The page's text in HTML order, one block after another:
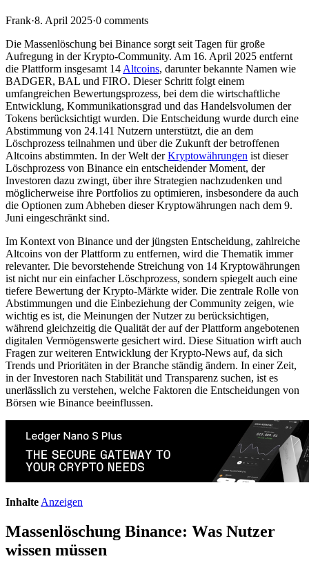
Frank·8. April 2025·0 comments
Die Massenlöschung bei Binance sorgt seit Tagen für große
Aufregung in der Krypto-Community. Am 16. April 2025 entfernt
die Plattform insgesamt 14 Altcoins, darunter bekannte Namen wie
BADGER, BAL und FIRO. Dieser Schritt folgt einem
umfangreichen Bewertungsprozess, bei dem die wirtschaftliche
Entwicklung, Kommunikationsgrad und das Handelsvolumen der
Tokens berücksichtigt wurden. Die Entscheidung wurde durch eine
Abstimmung von 24.141 Nutzern unterstützt, die an dem
Löschprozess teilnahmen und über die Zukunft der betroffenen
Altcoins abstimmten. In der Welt derKryptowährungen ist dieser
Löschprozess von Binance ein entscheidender Moment, der
Investoren dazu zwingt, über ihre Strategien nachzudenken und
möglicherweise ihre Portfolios zu optimieren, insbesondere da auch
die Optionen zum Abheben dieser Kryptowährungen nach dem 9.
Juni eingeschränkt sind.
Im Kontext von Binance und der jüngsten Entscheidung, zahlreiche
Altcoins von der Plattform zu entfernen, wird die Thematik immer
relevanter. Die bevorstehende Streichung von 14 Kryptowährungen
ist nicht nur ein einfacher Löschprozess, sondern spiegelt auch eine
tiefere Bewertung der Krypto-Märkte wider. Die zentrale Rolle von
Abstimmungen und die Einbeziehung der Community zeigen, wie
wichtig es ist, die Meinungen der Nutzer zu berücksichtigen,
während gleichzeitig die Qualität der auf der Plattform angebotenen
digitalen Vermögenswerte gesichert wird. Diese Situation wirft auch
Fragen zur weiteren Entwicklung der Krypto-News auf, da sich
Trends und Prioritäten in der Branche ständig ändern. In einer Zeit,
in der Investoren nach Stabilität und Transparenz suchen, ist es
unerlässlich zu verstehen, welche Faktoren die Entscheidungen von
Börsen wie Binance beeinflussen.
Inhalte Anzeigen
Massenlöschung Binance: Was Nutzer
wissen müssen